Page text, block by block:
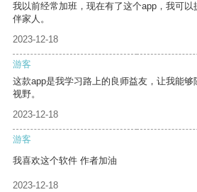
我以前经常加班，现在有了这个app，我可
伴家人。
2023-12-18
游客
这款app是我学习路上的良师益友，让我能
视野。
2023-12-18
游客
我喜欢这个软件 作者加油
2023-12-18